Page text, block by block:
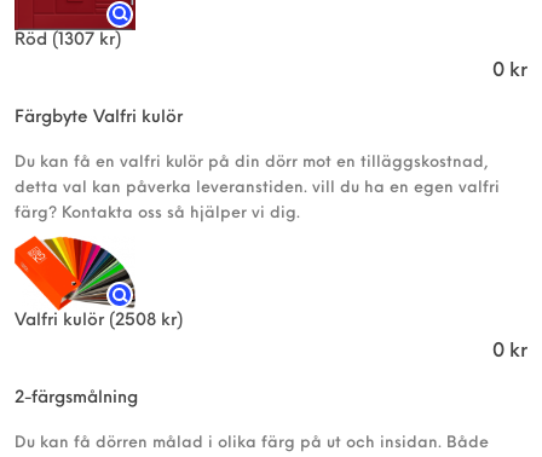
Röd (1307 kr)
0 kr
Färgbyte Valfri kulör
Du kan få en valfri kulör på din dörr mot en tilläggskostnad,
detta val kan påverka leveranstiden. vill du ha en egen valfri
färg? Kontakta oss så hjälper vi dig.
Valfri kulör(2508 kr)
0 kr
2-färgsmålning
Du kan få dörren målad i olika färg på ut och insidan. Både